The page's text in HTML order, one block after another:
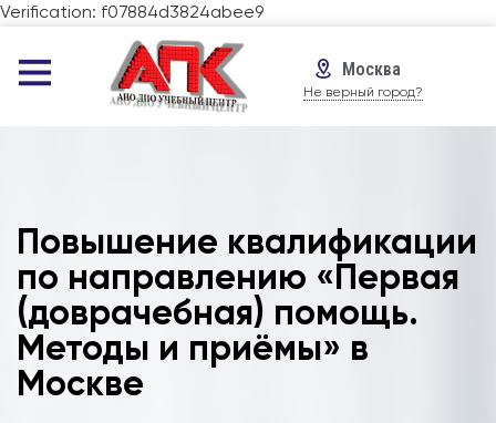
Verification: f07884d3824abee9
Москва
Не верный город?
Повышение квалификации
по направлению «Первая
(доврачебная) помощь.
Методы и приёмы» в
Москве